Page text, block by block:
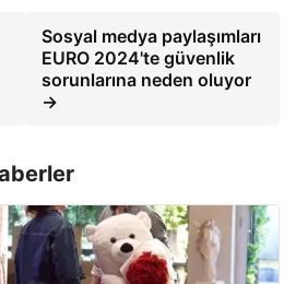
Sosyal medya paylaşımları
EURO 2024'te güvenlik
sorunlarına neden oluyor
→